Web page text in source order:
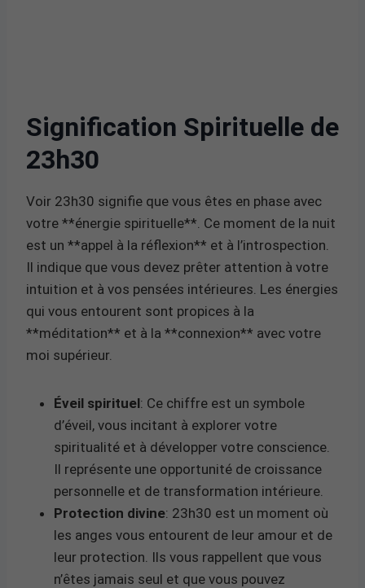
Signification Spirituelle de
23h30
Voir 23h30 signifie que vous êtes en phase avec
votre **énergie spirituelle**. Ce moment de la nuit
est un **appel à la réflexion** et à l’introspection.
Il indique que vous devez prêter attention à votre
intuition et à vos pensées intérieures. Les énergies
qui vous entourent sont propices à la
**méditation** et à la **connexion** avec votre
moi supérieur.
Éveil spirituel: Ce chiffre est un symbole
d’éveil, vous incitant à explorer votre
spiritualité et à développer votre conscience.
Il représente une opportunité de croissance
personnelle et de transformation intérieure.
Protection divine: 23h30 est un moment où
les anges vous entourent de leur amour et de
leur protection. Ils vous rappellent que vous
n’êtes jamais seul et que vous pouvez